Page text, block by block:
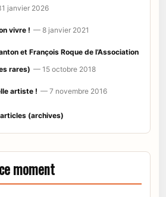
janvier 2026
vivre ! — 8 janvier 2021
et François Roque de l’Association
rares) — 15 octobre 2018
artiste ! — 7 novembre 2016
(archives)
moment